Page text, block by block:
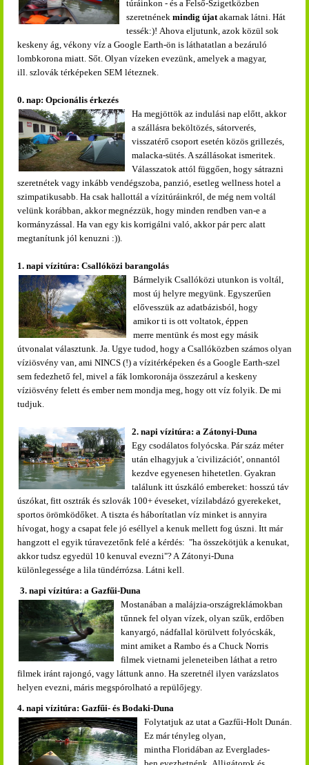
túráinkon - és a Felső-Szigetközben
szeretnének mindig újatakarnak látni. Hát
tessék:)! Ahova eljutunk, azok közül sok
keskeny ág, vékony víz a Google Earth-ön is láthatatlan a bezáruló
lombkorona miatt. Sőt. Olyan vízeken evezünk, amelyek a magyar,
ill. szlovák térképeken SEM léteznek.
0. nap: Opcionális érkezés
Ha megjöttök az indulási nap előtt, akkor
a szállásra beköltözés, sátorverés,
visszatérő csoport esetén közös grillezés,
malacka-sütés. A szállásokat ismeritek.
Válasszatok attól függően, hogy sátrazni
szeretnétek vagy inkább vendégszoba, panzió, esetleg wellness hotel a
szimpatikusabb. Ha csak hallottál a vízitúráinkról, de még nem voltál
velünk korábban, akkor megnézzük, hogy minden rendben van-e a
kormányzással. Ha van egy kis korrigálni való, akkor pár perc alatt
megtanítunk jól kenuzni :)).
1. napi vízitúra: Csallóközi barangolás
Bármelyik Csallóközi utunkon is voltál,
most új helyre megyünk. Egyszerűen
elővesszük az adatbázisból, hogy
amikor ti is ott voltatok, éppen
merre mentünk és most egy másik
útvonalat választunk. Ja. Ugye tudod, hogy a Csallóközben számos olyan
víziösvény van, ami NINCS (!) a vízitérképeken és a Google Earth-szel
sem fedezhető fel, mivel a fák lomkoronája összezárul a keskeny
víziösvény felett és ember nem mondja meg, hogy ott víz folyik. De mi
tudjuk.
2. napi vízitúra: a Zátonyi-Duna
Egy csodálatos folyócska. Pár száz méter
után elhagyjuk a 'civilizációt', onnantól
kezdve egyenesen hihetetlen. Gyakran
találunk itt úszkáló embereket: hosszú táv
úszókat, fitt osztrák és szlovák 100+ éveseket, vízilabdázó gyerekeket,
sportos örömködőket. A tiszta és háborítatlan víz minket is annyira
hívogat, hogy a csapat fele jó eséllyel a kenuk mellett fog úszni. Itt már
hangzott el egyik túravezetőnk felé a kérdés: "ha összekötjük a kenukat,
akkor tudsz egyedül 10 kenuval evezni"? A Zátonyi-Duna
különlegessége a lila tündérrózsa. Látni kell.
3. napi vízitúra: a Gazfűi-Duna
Mostanában a malájzia-országreklámokban
tűnnek fel olyan vízek, olyan szűk, erdőben
kanyargó, nádfallal körülvett folyócskák,
mint amiket a Rambo és a Chuck Norris
filmek vietnami jeleneteiben láthat a retro
filmek iránt rajongó, vagy láttunk anno. Ha szeretnél ilyen varázslatos
helyen evezni, máris megspórolható a repülőjegy.
4. napi vízitúra: Gazfűi- és Bodaki-Duna
Folytatjuk az utat a Gazfűi-Holt Dunán.
Ez már tényleg olyan,
mintha Floridában az Everglades-